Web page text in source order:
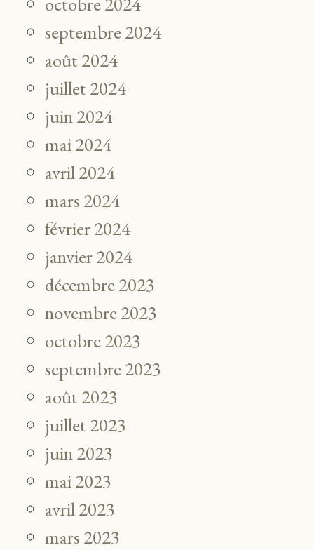
septembre 2024
août 2024
juillet 2024
juin 2024
mai 2024
avril 2024
mars 2024
février 2024
janvier 2024
décembre 2023
novembre 2023
octobre 2023
septembre 2023
août 2023
juillet 2023
juin 2023
mai 2023
avril 2023
mars 2023